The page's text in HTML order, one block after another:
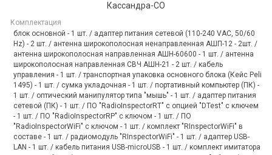
Кассандра-СО
Комплектация
блок основной - 1 шт. / адаптер питания сетевой (110-240 VAC, 50/60
Hz) - 2 шт. / антенна широкополосная ненаправленная АШП-12 - 2шт. /
антенна широкополосная направленная АШН-60600 - 1 шт. / антенна
широкополосная направленная СВЧ АШН-21 - 2 шт. / кабель
управления - 1 шт. / транспортная упаковка основного блока (Кейс Peli
1495) - 1 шт. / сумка укладочная - 1 шт. / портативный компьютер (ПК) -
1 шт. / оптический манипулятор типа "мышь" - 1 шт. / адаптер питания
сетевой (ПК) - 1 шт. / ПО "RadioInspectorRT" с опцией "DTest" с ключем
- 1 шт. / ПО "RadioInspectorRP" с ключом - 1 шт. / ПО
"RadioInspectorWiFi" с ключом - 1 шт. / комплект "RInspectorWiFi" в
составе - 1 шт. / радиомодуль "RInspectorWiFi" - 1 шт. / адаптер USB-
LAN - 1 шт. / кабель питания USB-microUSB - 1 шт. / комплект имитатора